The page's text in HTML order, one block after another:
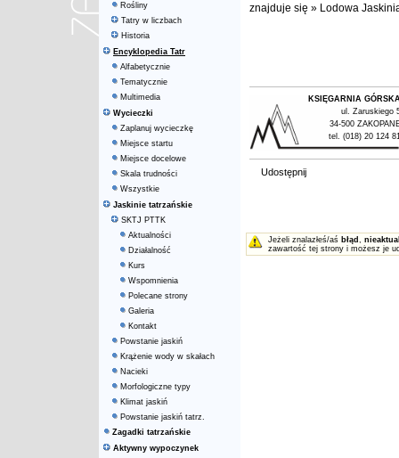
Rośliny
Tatry w liczbach
Historia
Encyklopedia Tatr
Alfabetycznie
Tematycznie
Multimedia
Wycieczki
Zaplanuj wycieczkę
Miejsce startu
Miejsce docelowe
Skala trudności
Wszystkie
Jaskinie tatrzańskie
SKTJ PTTK
Aktualności
Działalność
Kurs
Wspomnienia
Polecane strony
Galeria
Kontakt
Powstanie jaskiń
Krążenie wody w skałach
Nacieki
Morfologiczne typy
Klimat jaskiń
Powstanie jaskiń tatrz.
Zagadki tatrzańskie
Aktywny wypoczynek
znajduje się » Lodowa
KSIĘGARNIA
ul. Zaruskiego
34-500
tel. (018) 20 124
Udostępnij
Jeżeli znalazłeś/aś błąd ,
zawartość tej strony i możesz je